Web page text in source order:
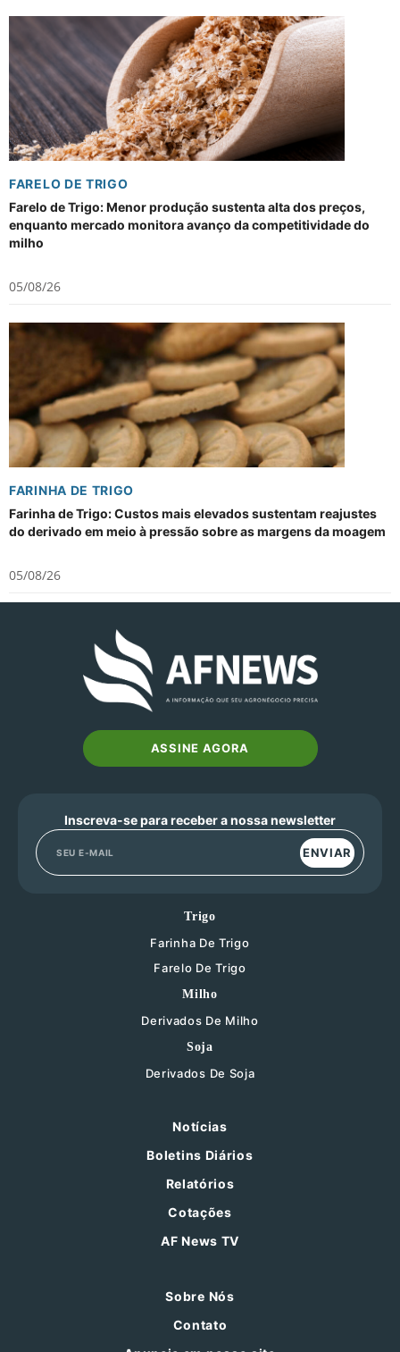
FARELO DE TRIGO
Farelo de Trigo: Menor produção sustenta alta dos preços,
enquanto mercado monitora avanço da competitividade do
milho
05/08/26
FARINHA DE TRIGO
Farinha de Trigo: Custos mais elevados sustentam reajustes
do derivado em meio à pressão sobre as margens da moagem
05/08/26
ASSINE AGORA
Inscreva-se para receber a nossa newsletter
ENVIAR
Trigo
Farinha De Trigo
Farelo De Trigo
Milho
Derivados De Milho
Soja
Derivados De Soja
Notícias
Boletins Diários
Relatórios
Cotações
AF News TV
Sobre Nós
Contato